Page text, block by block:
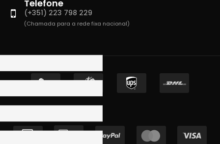
Telefone
(+351) 223 798 229
(Chamada para a rede fixa nacional)